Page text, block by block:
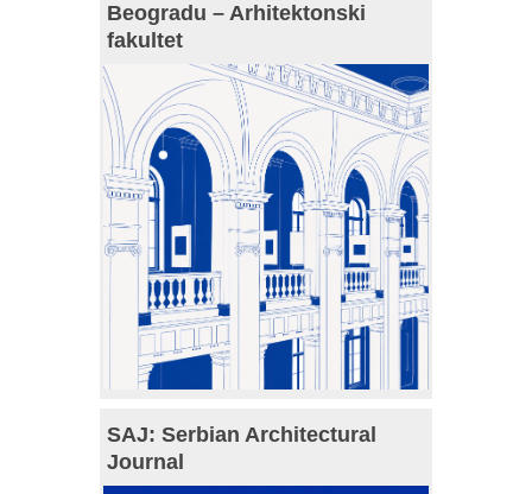
Beogradu – Arhitektonski
fakultet
SAJ: Serbian Architectural
Journal